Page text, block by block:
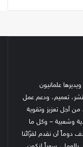
علمانيون
نشر، تعميم، ودعم عمل
من أجل تعزيز وتقوية
وشعبية – وكل ما
دوماً أن نقدم لقرّائنا